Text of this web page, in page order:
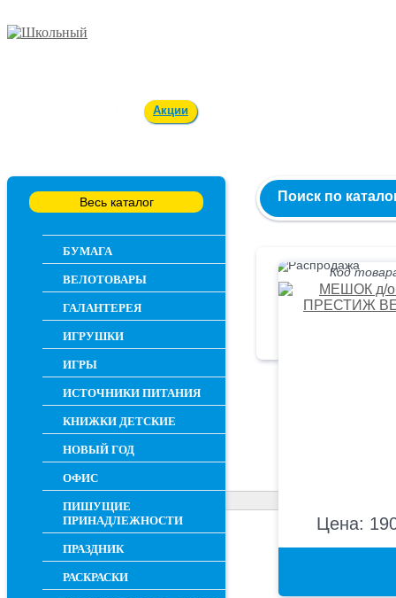
Акции
Весь каталог
БУМАГА
ВЕЛОТОВАРЫ
ГАЛАНТЕРЕЯ
ИГРУШКИ
ИГРЫ
ИСТОЧНИКИ ПИТАНИЯ
КНИЖКИ ДЕТСКИЕ
НОВЫЙ ГОД
ОФИС
ПИШУЩИЕ
ПРИНАДЛЕЖНОСТИ
ПРАЗДНИК
РАСКРАСКИ
Поиск по
Код
Цена: